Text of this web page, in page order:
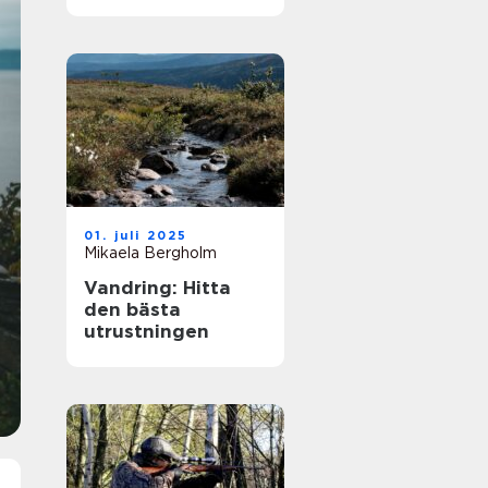
01. juli 2025
Mikaela Bergholm
Vandring: Hitta
den bästa
utrustningen